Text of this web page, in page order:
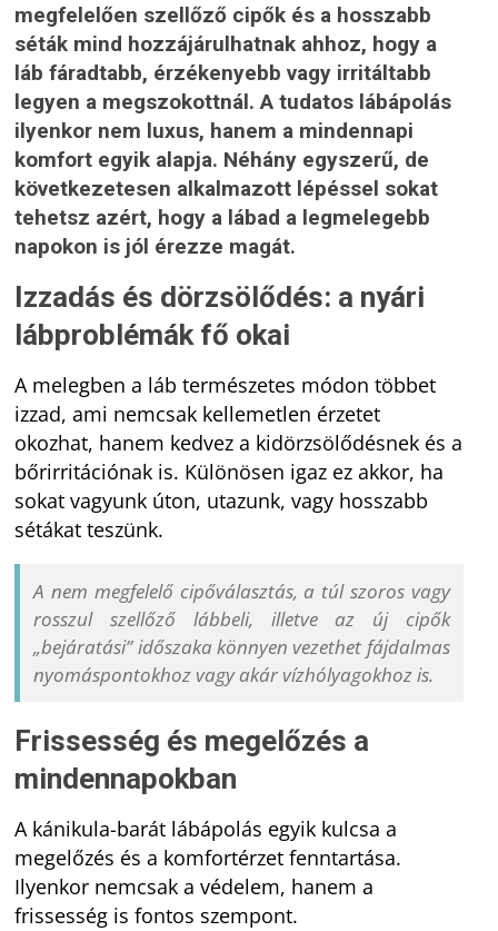
megfelelően szellőző cipők és a hosszabb
séták mind hozzájárulhatnak ahhoz, hogy a
láb fáradtabb, érzékenyebb vagy irritáltabb
legyen a megszokottnál. A tudatos lábápolás
ilyenkor nem luxus, hanem a mindennapi
komfort egyik alapja. Néhány egyszerű, de
következetesen alkalmazott lépéssel sokat
tehetsz azért, hogy a lábad a legmelegebb
napokon is jól érezze magát.
Izzadás és dörzsölődés: a nyári
lábproblémák fő okai
A melegben a láb természetes módon többet
izzad, ami nemcsak kellemetlen érzetet
okozhat, hanem kedvez a kidörzsölődésnek és a
bőrirritációnak is. Különösen igaz ez akkor, ha
sokat vagyunk úton, utazunk, vagy hosszabb
sétákat teszünk.
A nem megfelelő cipőválasztás, a túl szoros vagy
rosszul szellőző lábbeli, illetve az új cipők
„bejáratási” időszaka könnyen vezethet fájdalmas
nyomáspontokhoz vagy akár vízhólyagokhoz is.
Frissesség és megelőzés a
mindennapokban
A kánikula-barát lábápolás egyik kulcsa a
megelőzés és a komfortérzet fenntartása.
Ilyenkor nemcsak a védelem, hanem a
frissesség is fontos szempont.